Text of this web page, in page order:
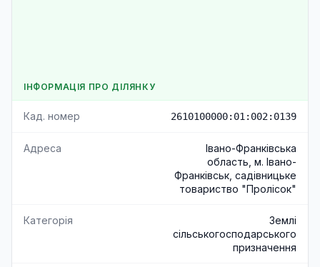
ІНФОРМАЦІЯ ПРО ДІЛЯНКУ
Кад. номер 2610100000:01:002:0139
Адреса
Івано-Франківська
область, м. Івано-
Франківськ, садівницьке
товариство "Пролісок"
Категорія
Землі
сільськогосподарського
призначення